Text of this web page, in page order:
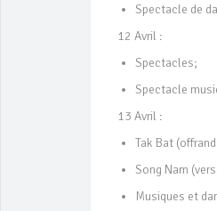
Spectacle de
12 Avril :
Spectacles;
Spectacle
13 Avril :
Tak Bat
Song Nam
Musiques et